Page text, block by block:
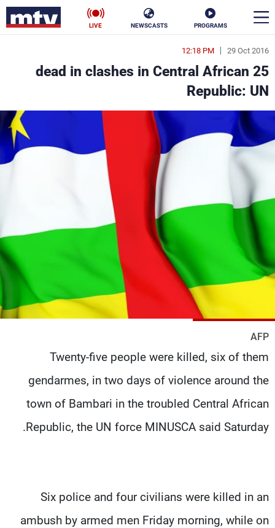
PROGRAMS
NEWSCASTS
LIVE
29 Oct 2016
12:18 PM
25 dead in clashes in Central African
Republic: UN
AFP
Twenty-five people were killed, six of them
gendarmes, in two days of violence around the
town of Bambari in the troubled Central African
Republic, the UN force MINUSCA said Saturday.
Six police and four civilians were killed in an
ambush by armed men Friday morning, while on
en
الأخبار
سياسة ناس
إقتصاد
منوعات رياضة
كأس العالم
البرامج
جدول البرامج
شاهد البرامج
الإنـتـاج
تواصل معنا
سياسة الخصوصية